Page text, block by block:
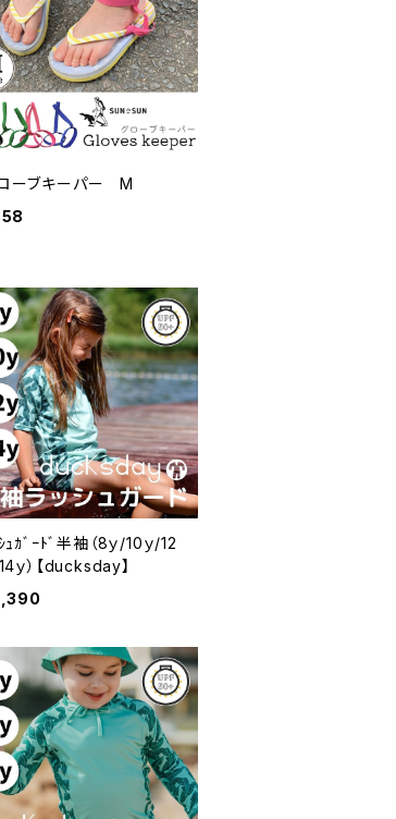
ーブキーパー M
ｭｶﾞｰﾄﾞ半袖（8ｙ/10ｙ/12
ｙ）【ducksday】